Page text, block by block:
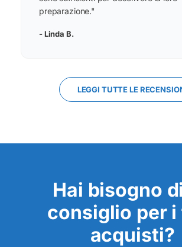
preparazione."
- Linda B.
LEGGI TUTTE LE
Hai bisogno
consiglio per i
acquisti?